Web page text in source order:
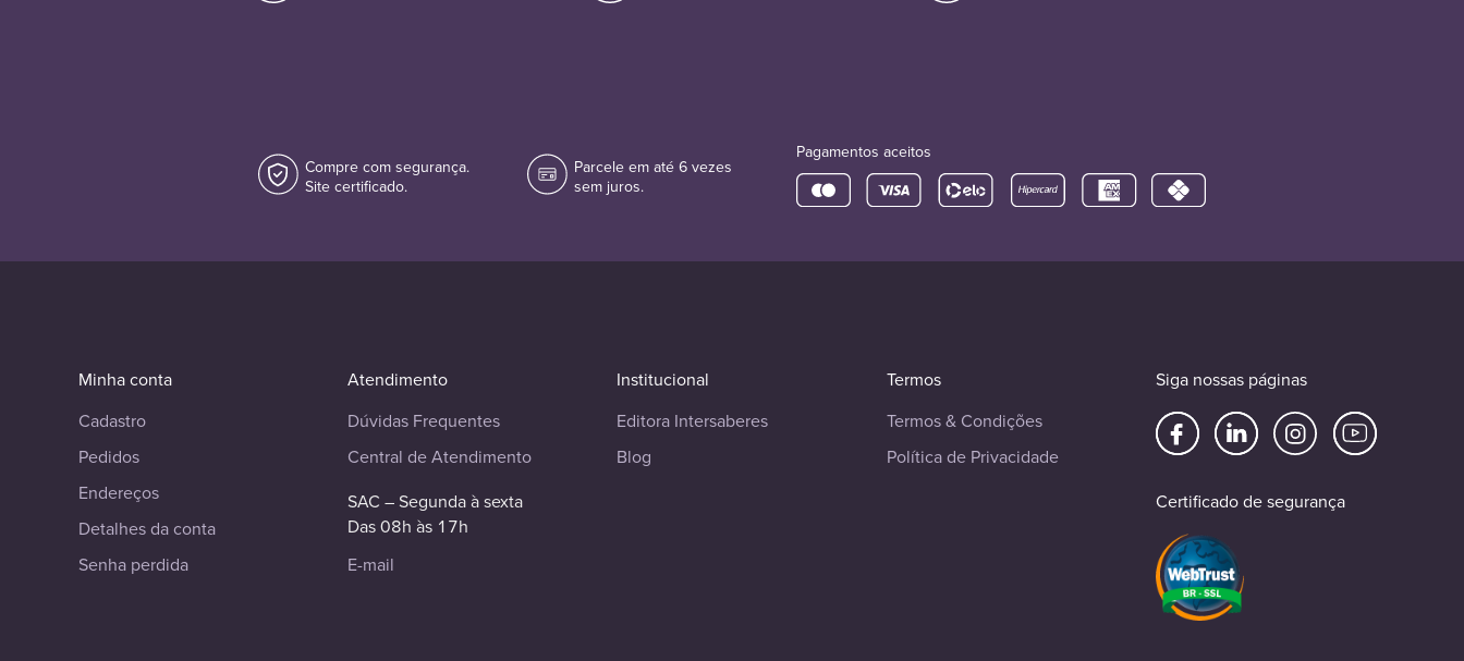
Compre com segurança.
Site certificado.
Parcele em até 6 vezes
sem juros.
Pagamentos aceitos
Minha conta
Cadastro
Pedidos
Endereços
Detalhes da conta
Senha perdida
Atendimento
Dúvidas Frequentes
Central de Atendimento
SAC – Segunda à sexta
Das 08h às 17h
E-mail
Institucional
Editora Intersaberes
Blog
Termos
Termos & Condições
Política de Privacidade
Siga nossas páginas
Certificado de segurança